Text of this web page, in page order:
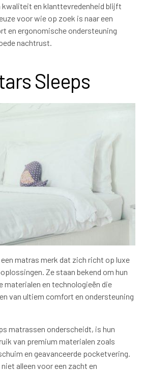
kwaliteit en klanttevredenheid blijft
voor wie op zoek is naar een
en ergonomische ondersteuning
nachtrust.
Sleeps
matras merk dat zich richt op luxe
Ze staan bekend om hun
materialen en technologieën die
van ultiem comfort en ondersteuning
matrassen onderscheidt, is hun
van premium materialen zoals
en geavanceerde pocketvering.
alleen voor een zacht en